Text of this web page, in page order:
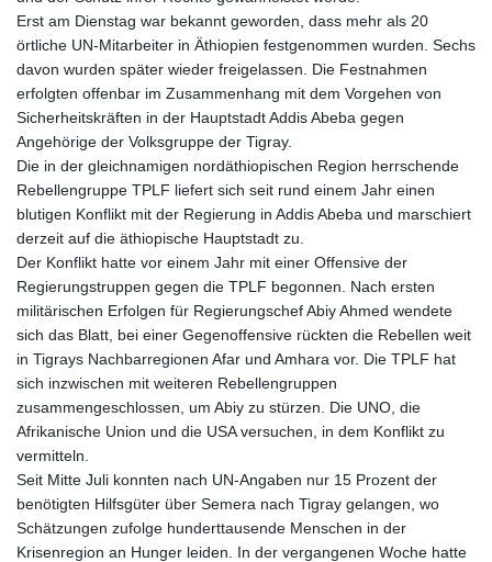
Erst am Dienstag war bekannt geworden, dass mehr als 20
örtliche UN-Mitarbeiter in Äthiopien festgenommen wurden. Sechs
davon wurden später wieder freigelassen. Die Festnahmen
erfolgten offenbar im Zusammenhang mit dem Vorgehen von
Sicherheitskräften in der Hauptstadt Addis Abeba gegen
Angehörige der Volksgruppe der Tigray.
Die in der gleichnamigen nordäthiopischen Region herrschende
Rebellengruppe TPLF liefert sich seit rund einem Jahr einen
blutigen Konflikt mit der Regierung in Addis Abeba und marschiert
derzeit auf die äthiopische Hauptstadt zu.
Der Konflikt hatte vor einem Jahr mit einer Offensive der
Regierungstruppen gegen die TPLF begonnen. Nach ersten
militärischen Erfolgen für Regierungschef Abiy Ahmed wendete
sich das Blatt, bei einer Gegenoffensive rückten die Rebellen weit
in Tigrays Nachbarregionen Afar und Amhara vor. Die TPLF hat
sich inzwischen mit weiteren Rebellengruppen
zusammengeschlossen, um Abiy zu stürzen. Die UNO, die
Afrikanische Union und die USA versuchen, in dem Konflikt zu
vermitteln.
Seit Mitte Juli konnten nach UN-Angaben nur 15 Prozent der
benötigten Hilfsgüter über Semera nach Tigray gelangen, wo
Schätzungen zufolge hunderttausende Menschen in der
Krisenregion an Hunger leiden. In der vergangenen Woche hatte